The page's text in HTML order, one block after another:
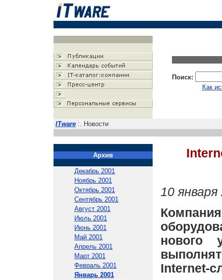
Поиск:
Как
ITware :. Новости
Архив
Декабрь 2001
Ноябрь 2001
Октябрь 2001
Сентябрь 2001
Август 2001
Июль 2001
Июнь 2001
Май 2001
Апрель 2001
Март 2001
Февраль 2001
Январь 2001
10 января
нового
Internet-